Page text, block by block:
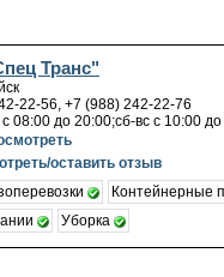
Транс"
22-56, +7 (988) 242-22-76
08:00 до 20:00;сб-вс с 10:00
оставить отзыв
Контейнерные
Уборка